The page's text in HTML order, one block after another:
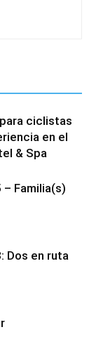
ciclistas
en el
& Spa
Familia(s)
Dos en ruta